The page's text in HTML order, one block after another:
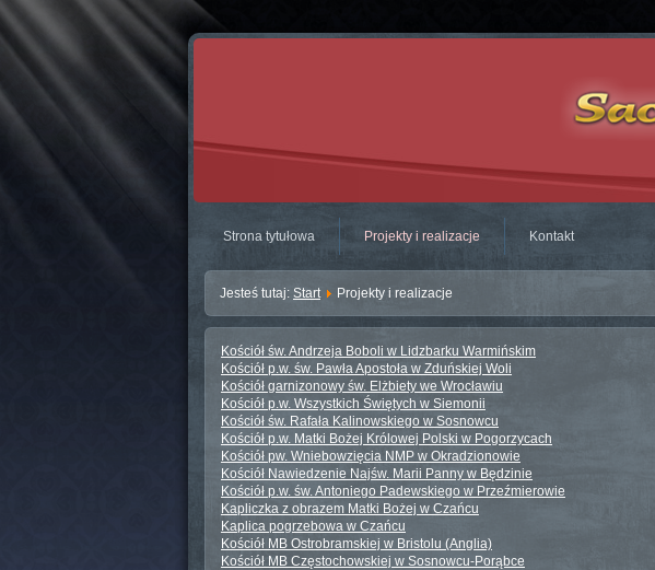
Strona tytułowa Projekty i realizacje Kontakt
Jesteś tutaj: Start Projekty i realizacje
Kościół św. Andrzeja Boboli w Lidzbarku Warmińskim
Kościół p.w. św. Pawła Apostoła w Zduńskiej Woli
Kościół garnizonowy św. Elżbiety we Wrocławiu
Kościół p.w. Wszystkich Świętych w Siemonii
Kościół św. Rafała Kalinowskiego w Sosnowcu
Kościół p.w. Matki Bożej Królowej Polski w Pogorzycach
Kościół pw. Wniebowzięcia NMP w Okradzionowie
Kościół Nawiedzenie Najśw. Marii Panny w Będzinie
Kościół p.w. św. Antoniego Padewskiego w Przeźmierowie
Kapliczka z obrazem Matki Bożej w Czańcu
Kaplica pogrzebowa w Czańcu
Kościół MB Ostrobramskiej w Bristolu (Anglia)
Kościół MB Częstochowskiej w Sosnowcu-Porąbce